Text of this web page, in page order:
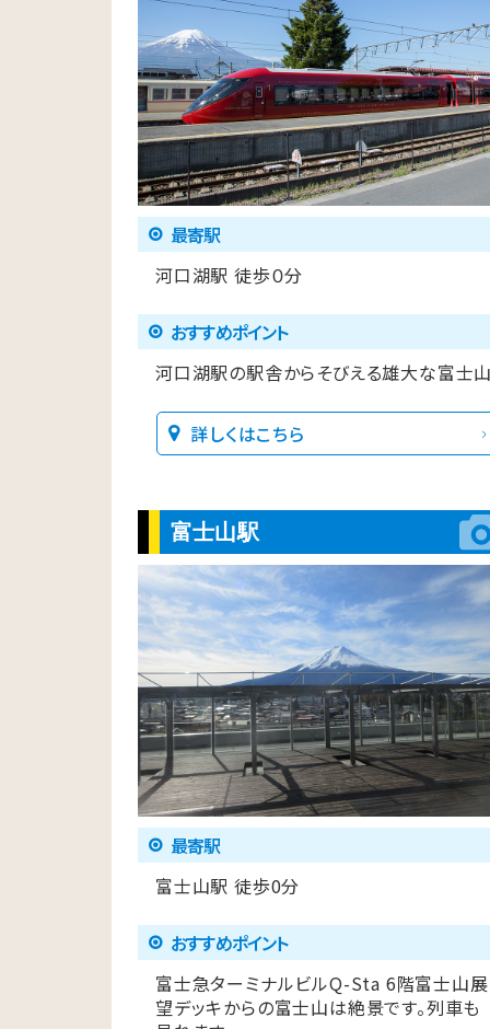
最寄駅
河口湖駅 徒歩０分
おすすめポイント
河口湖駅の駅舎からそびえる雄大な富士
詳しくはこちら
富士山駅
最寄駅
富士山駅 徒歩0分
おすすめポイント
富士急ターミナルビルQ-Sta 6階富士山展
望デッキからの富士山は絶景です。列車も